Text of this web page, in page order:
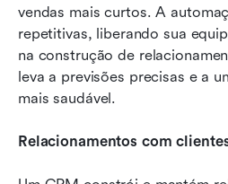
vendas mais curtos. A
repetitivas, liberando sua
na construção de
leva a previsões precisas e a
mais saudável.
Relacionamentos com